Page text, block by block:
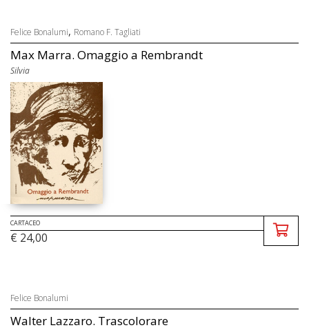
Felice Bonalumi, Romano F. Tagliati
Max Marra. Omaggio a Rembrandt
Silvia
CARTACEO
€ 24,00
Felice Bonalumi
Walter Lazzaro. Trascolorare